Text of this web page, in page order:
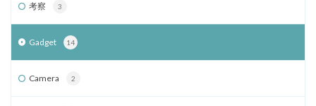
考察 3
Gadget 14
Camera 2